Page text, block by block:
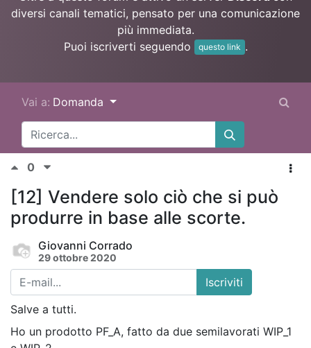
diversi canali tematici, pensato per una comunicazione
più immediata.
Puoi iscriverti seguendo
questo link .
Vai a: Domanda
0
[12] Vendere solo ciò che si può
produrre in base alle scorte.
Giovanni Corrado
29 ottobre 2020
Iscriviti
Salve a tutti.
Ho un prodotto PF_A, fatto da due semilavorati WIP_1